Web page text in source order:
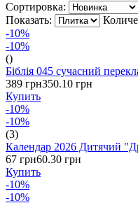
Сортировка:
Показать:
-10%
-10%
()
Біблія 045 сучасний
389 грн350.10 грн
Купить
-10%
-10%
(3)
Календар 2026 Дитячий
67 грн60.30 грн
Купить
-10%
-10%